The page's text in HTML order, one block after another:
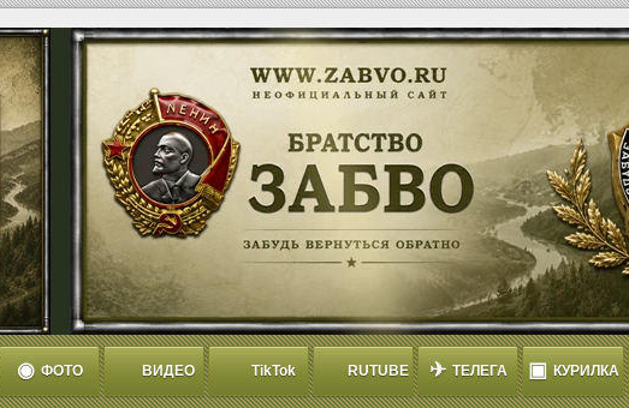
◉ ФОТО ВИДЕО TikTok RUTUBE ✈ ТЕЛЕГА ▣ КУРИЛКА